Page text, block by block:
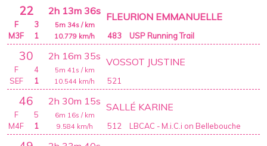
22 2h 13m 36s
483
FLEURION EMMANUELLE
5m 34s / km
10.779 km/h
F
3
M3F
1 USP Running Trail
30 2h 16m 35s
521
VOSSOT JUSTINE
5m 41s / km
10.544 km/h
F
4
SEF
1
46 2h 30m 15s
512
SALLÉ KARINE
6m 16s / km
9.584 km/h
F
5
M4F
1 LBCAC - M.i.C.i on Bellebouche